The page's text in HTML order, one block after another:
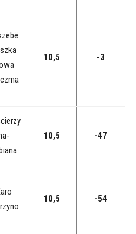
10,5 -3
10,5 -47
10,5 -54